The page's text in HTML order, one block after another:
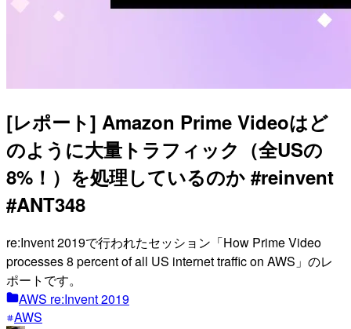
[レポート] Amazon Prime Videoはど
のように大量トラフィック（全USの
8%！）を処理しているのか #reinvent
#ANT348
re:Invent 2019で行われたセッション「How Prime Video
processes 8 percent of all US internet traffic on AWS」のレ
ポートです。
AWS re:Invent 2019
AWS